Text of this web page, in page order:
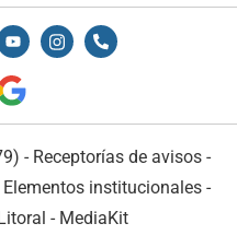
- Receptorías de avisos -
Elementos institucionales-
- MediaKit